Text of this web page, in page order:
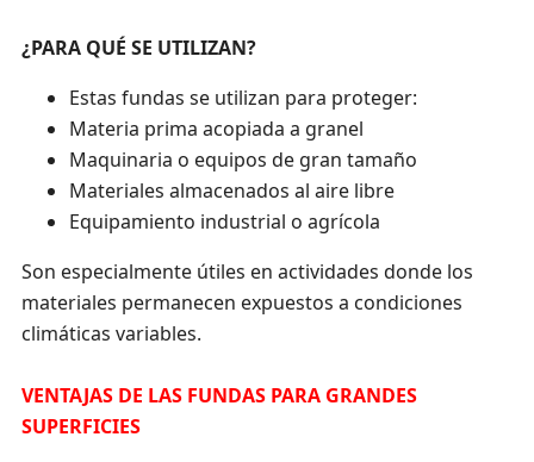
¿PARA QUÉ SE UTILIZAN?
Estas fundas se utilizan para proteger:
Materia prima acopiada a granel
Maquinaria o equipos de gran tamaño
Materiales almacenados al aire libre
Equipamiento industrial o agrícola
Son especialmente útiles en actividades donde los
materiales permanecen expuestos a condiciones
climáticas variables.
VENTAJAS DE LAS FUNDAS PARA GRANDES
SUPERFICIES